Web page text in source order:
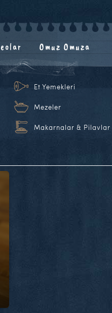
Omuz Omuza
Et Yemekleri
Mezeler
Makarnalar & Pilavlar